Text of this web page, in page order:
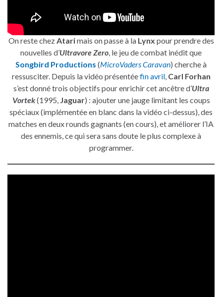
On reste chezAtarimais on passe à la Lynx pour prendre des
nouvelles d’Ultravore Zero, le jeu de combat inédit que
Songbird Productions (MicroVaders Caravan) cherche à
ressusciter. Depuis la vidéo présentéefin avril, Carl Forhan
s’est donné trois objectifs pour enrichir cet ancêtre d’Ultra
Vortek(1995, Jaguar) : ajouter une jauge limitant les coups
spéciaux (implémentée en blanc dans la vidéo ci-dessus), des
matches en deux rounds gagnants (en cours), et améliorer l’IA
des ennemis, ce qui sera sans doute le plus complexe à
programmer.